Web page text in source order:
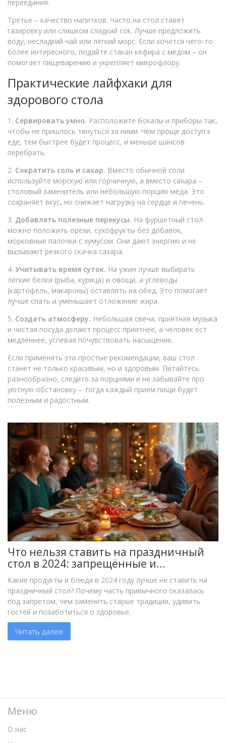
переедания.
Третье – качество напитков. Часто на стол ставят
газировку или слишком сладкий сок. Лучше предложить
воду, несладкий чай или лёгкий морс. Если хочется чего‑то
более интересного, подайте стакан кефира с мёдом – он
помогает пищеварению и укрепляет микрофлору.
Практические лайфхаки для
здорового стола
1. Сервировать умно. Расположите бокалы и приборы так,
чтобы не пришлось тянуться за ними. Чем проще доступ к
еде, тем быстрее будет процесс, и меньше шансов
перебрать.
2. Сократить соль и сахар. Вместо обычной соли
используйте морскую или горчичную, а вместо сахара –
столовый заменитель или небольшую порцию мёда. Это
сохраняет вкус, но снижает нагрузку на сердце и печень.
3. Добавлять полезные перекусы. На фуршетный стол
можно положить орехи, сухофрукты без добавок,
морковные палочки с хумусом. Они дают энергию и не
вызывают резкого скачка сахара.
4. Учитывать время суток. На ужин лучше выбирать
лёгкие белки (рыба, курица) и овощи, а углеводы
(картофель, макароны) оставлять на обед. Это помогает
лучше спать и уменьшает отложение жира.
5. Создать атмосферу. Небольшая свеча, приятная музыка
и чистая посуда делают процесс приятнее, а человек ест
медленнее, успевая почувствовать насыщение.
Если применять эти простые рекомендации, ваш стол
станет не только красивым, но и здоровым. Питайтесь
разнообразно, следите за порциями и не забывайте про
уютную обстановку – тогда каждый приём пищи будет
полезным и радостным.
Что нельзя ставить на праздничный
стол в 2024: запрещённые и
нежелательные продукты
Какие продукты и блюда в 2024 году лучше не ставить на
праздничный стол? Почему часть привычного оказалась
под запретом, чем заменить старые традиции, удивить
гостей и позаботиться о здоровье.
Читать далее
Меню
О нас